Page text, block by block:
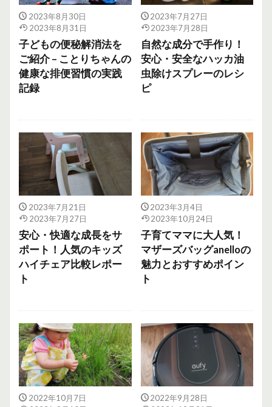
2023年8月30日
2023年8月31日
子どもの便秘解消法を
ご紹介 – ことりちゃんの
健康な排便習慣の実践
記録
2023年7月27日
2023年7月28日
自然な成分で手作り！
安心・安全なハッカ油
虫除けスプレーのレシ
ピ
2023年7月21日
2023年7月27日
安心・快適な成長をサ
ポート！人気のキッズ
ハイチェア比較レポー
ト
2023年3月4日
2023年10月24日
子育てママに大人気！
マザーズバッグanelloの
魅力とおすすめポイン
ト
2022年10月7日
2022年9月28日